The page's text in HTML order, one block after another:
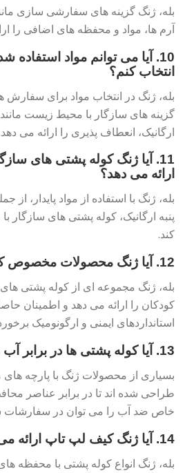
بله، ژنگ گزینه های سفارشی سازی
آرم ها، مواد و محفظه های اضافی را
10. آیا می توانم مواد استفاده
انتخاب کنم؟
بله، ژنگ در انتخاب مواد برای
گزینه های سازگار با محیط زیست مانند
ارگانیک، انعطاف پذیری را ارائه می دهد.
11. آیا ژنگ کوله پشتی های
ارائه می دهد؟
بله، ژنگ با استفاده از مواد پایدار، از
پنبه ارگانیک، کوله پشتی های سازگار
کند.
12. آیا ژنگ محصولات مخصوص کودکان دارد؟
بله، ژنگ مجموعه ای از کوله پشتی
کودکان را ارائه می دهد و اطمینان
استانداردهای ایمنی و ارگونومیک
13. آیا کوله پشتی ها در برابر آب مقاوم هستند؟
بسیاری از محصولات ژنگ با پارچه های
طراحی شده اند تا در برابر عناصر
خاص ضد آب را می توان در
14. آیا ژنگ کیف لپ تاپ ارائه می دهد؟
بله، ژنگ انواع کوله پشتی با محفظه